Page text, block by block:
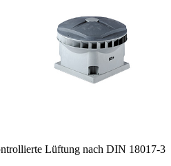
Lüftung nach DIN 18017-3